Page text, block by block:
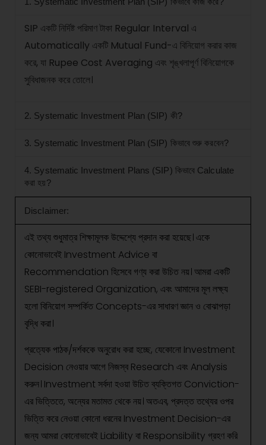
SIP একটি নির্দিষ্ট পরিমাণ টাকা Regular Interval এ
Automatically একটি Mutual Fund-এ বিনিয়োগ করার কাজ
করে, যা Rupee Cost Averaging এবং শৃঙ্খলাপূর্ণ বিনিয়োগকে
সুবিধাজনক করে তোলে।
2. Systematic Investment Plan (SIP) কী?
3. Systematic Investment Plan (SIP) কিভাবে শুরু করবেন?
4. Systematic Investment Plans (SIP) কিভাবে Calculate
করা হয়?
Disclaimer:
এই তথ্য শুধুমাত্র শিক্ষামূলক উদ্দেশ্যে প্রদান করা হয়েছে। একে
কোনোভাবেই Investment Advice বা
Recommendation হিসেবে গণ্য করা উচিত নয়। আমরা একটি
SEBI-registered Organization, এবং আমাদের মূল লক্ষ্য
হলো বিনিয়োগ সম্পর্কিত Concepts-এর সাধারণ জ্ঞান ও বোঝাপড়া
বৃদ্ধি করা।
প্রত্যেক পাঠক/দর্শককে অনুরোধ করা হচ্ছে, যেকোনো Investment
Decision নেওয়ার আগে নিজস্ব Research এবং Analysis
করুন। Investment সর্বদা হওয়া উচিত ব্যক্তিগত Conviction-
এর ভিত্তিতে, অন্যের মতামত থেকে নয়। অতএব, প্রদত্ত তথ্যের ওপর
ভিত্তি করে নেওয়া কোনো ধরনের Investment Decision-এর
জন্য আমরা কোনোভাবেই Liability বা Responsibility গ্রহণ করি